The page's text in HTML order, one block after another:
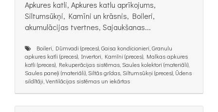
Apkures katli, Apkures katlu aprīkojums,
Siltumsūkņi, Kamīni un krāsnis, Boileri,
akumulācijas tvertnes, Sajaukšanas...
Boileri, Dūmvadi (preces), Gaisa kondicionieri, Granulu
apkures katli (preces), Invertori, Kamīni (preces), Malkas apkures
katli (preces), Rekuperācijas sistēmas, Saules kolektori (materiāli),
Saules paneļi (materiāli), Siltās grīdas, Siltumsūkņi (preces), Ūdens
sildītāji, Ventilācijas sistēmas un iekārtas